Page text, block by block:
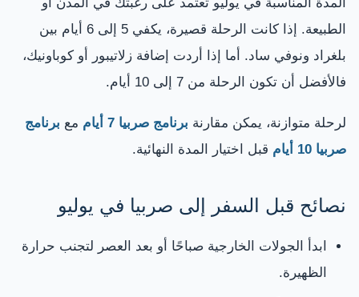
الطبيعة. إذا كانت الرحلة قصيرة، يكفي 5 إلى 6 أيام بين
بلغراد ونوفي ساد. أما إذا أردت إضافة زلاتيبور أو كوباونيك،
فالأفضل أن تكون الرحلة من 7 إلى 10 أيام.
لرحلة متوازنة، يمكن مقارنة برنامج صربيا 7 أيام مع برنامج
صربيا 10 أيام
قبل اختيار المدة النهائية.
نصائح قبل السفر إلى صربيا في يوليو
ابدأ الجولات الخارجية صباحًا أو بعد العصر لتجنب حرارة
الظهيرة.